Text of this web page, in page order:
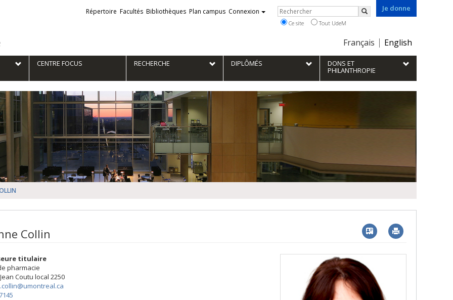
Je donne
Choix
la
langue
Français English
Liens
externes
Répertoire Facultés Bibliothèques Plan campus Connexion Rechercher
Rechercher
Ce site Tout UdeM
CENTRE FOCUS RECHERCHE DIPLÔMÉS DONS ET
PHILANTHROPIE
Collin Vcard
titulaire
pharmacie
Coutu local 2250